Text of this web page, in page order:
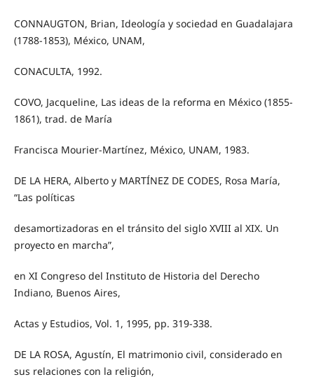
CONNAUGTON, Brian, Ideología y sociedad en Guadalajara
(1788-1853), México, UNAM,
CONACULTA, 1992.
COVO, Jacqueline, Las ideas de la reforma en México (1855-
1861), trad. de María
Francisca Mourier-Martínez, México, UNAM, 1983.
DE LA HERA, Alberto y MARTÍNEZ DE CODES, Rosa María,
“Las políticas
desamortizadoras en el tránsito del siglo XVIII al XIX. Un
proyecto en marcha”,
en XI Congreso del Instituto de Historia del Derecho
Indiano, Buenos Aires,
Actas y Estudios, Vol. 1, 1995, pp. 319-338.
DE LA ROSA, Agustín, El matrimonio civil, considerado en
sus relaciones con la religión,